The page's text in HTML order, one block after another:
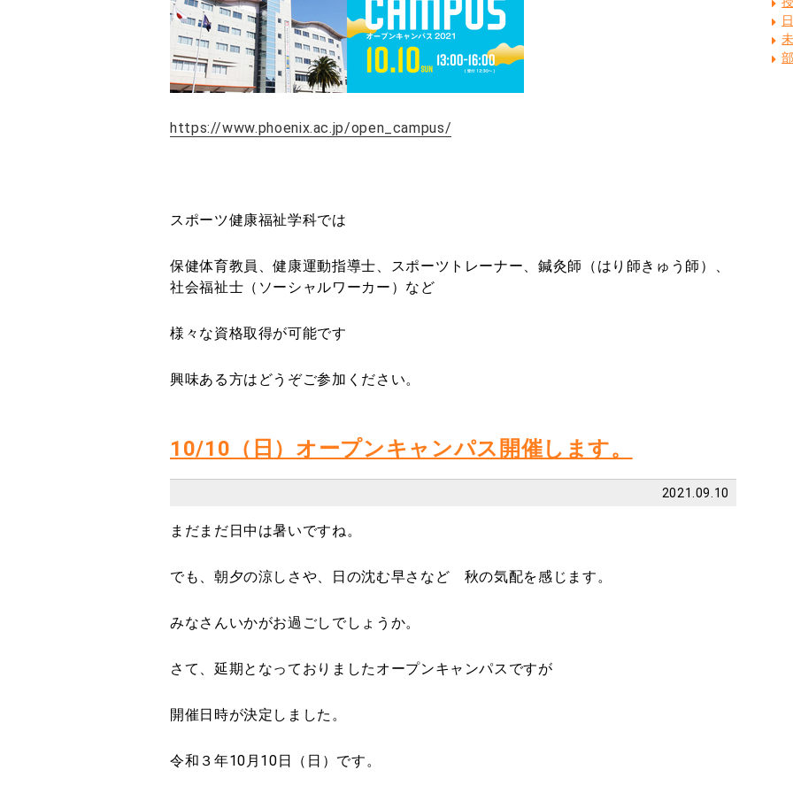
https://www.phoenix.ac.jp/open_campus/
スポーツ健康福祉学科では
保健体育教員、健康運動指導士、スポーツトレーナー、鍼灸師（はり師きゅう師）、
社会福祉士（ソーシャルワーカー）など
様々な資格取得が可能です
興味ある方はどうぞご参加ください。
10/10（日）オープンキャンパス開催します。
2021.09.10
まだまだ日中は暑いですね。
でも、朝夕の涼しさや、日の沈む早さなど 秋の気配を感じます。
みなさんいかがお過ごしでしょうか。
さて、延期となっておりましたオープンキャンパスですが
開催日時が決定しました。
令和３年10月10日（日）です。